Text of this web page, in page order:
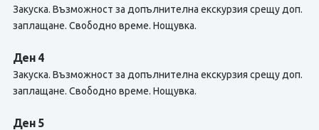
Закуска. Възможност за допълнителна екскурзия срещу доп.
заплащане. Свободно време. Нощувка.
Ден 4
Закуска. Възможност за допълнителна екскурзия срещу доп.
заплащане. Свободно време. Нощувка.
Ден 5